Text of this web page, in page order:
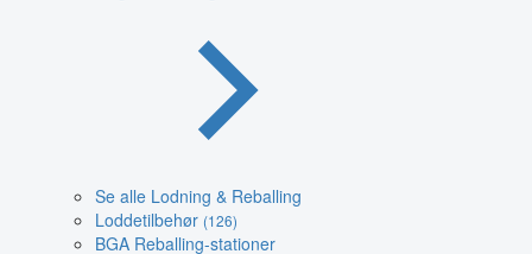
Se alle Lodning & Reballing
Loddetilbehør (126)
BGA Reballing-stationer